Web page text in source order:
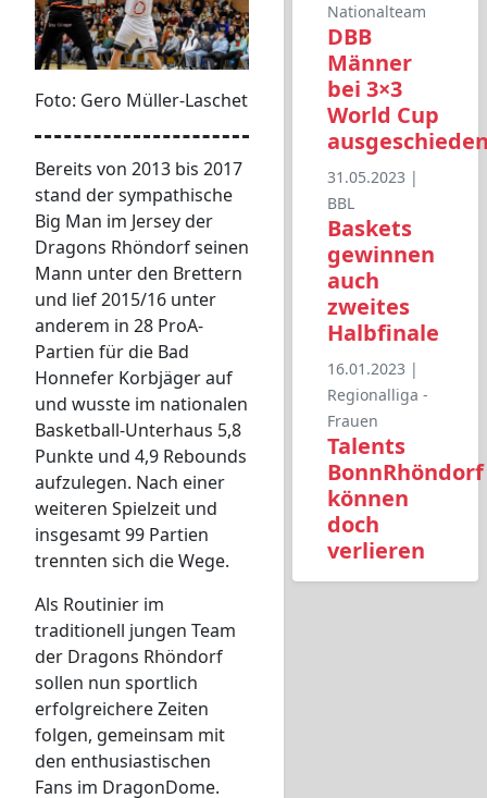
Foto: Gero Müller-Laschet
Bereits von 2013 bis 2017
stand der sympathische
Big Man im Jersey der
Dragons Rhöndorf seinen
Mann unter den Brettern
und lief 2015/16 unter
anderem in 28 ProA-
Partien für die Bad
Honnefer Korbjäger auf
und wusste im nationalen
Basketball-Unterhaus 5,8
Punkte und 4,9 Rebounds
aufzulegen. Nach einer
weiteren Spielzeit und
insgesamt 99 Partien
trennten sich die Wege.
Als Routinier im
traditionell jungen Team
der Dragons Rhöndorf
sollen nun sportlich
erfolgreichere Zeiten
folgen, gemeinsam mit
den enthusiastischen
Fans im DragonDome.
Nationalteam
DBB
Männer
bei 3×3
World Cup
31.05.2023 |
BBL
Baskets
gewinnen
auch
zweites
Halbfinale
16.01.2023 |
Regionalliga -
Frauen
Talents
BonnRhöndorf
können
doch
verlieren